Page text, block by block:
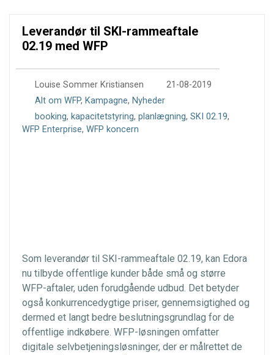
Leverandør til SKI-rammeaftale
02.19 med WFP
Louise Sommer Kristiansen
21-08-2019
Alt om WFP, Kampagne, Nyheder
booking, kapacitetstyring, planlægning, SKI 02.19,
WFP Enterprise, WFP koncern
Som leverandør til SKI-rammeaftale 02.19, kan Edora
nu tilbyde offentlige kunder både små og større
WFP-aftaler, uden forudgående udbud. Det betyder
også konkurrencedygtige priser, gennemsigtighed og
dermed et langt bedre beslutningsgrundlag for de
offentlige indkøbere. WFP-løsningen omfatter
digitale selvbetjeningsløsninger, der er målrettet de